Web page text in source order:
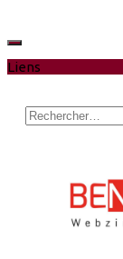
Liens
Rechercher :